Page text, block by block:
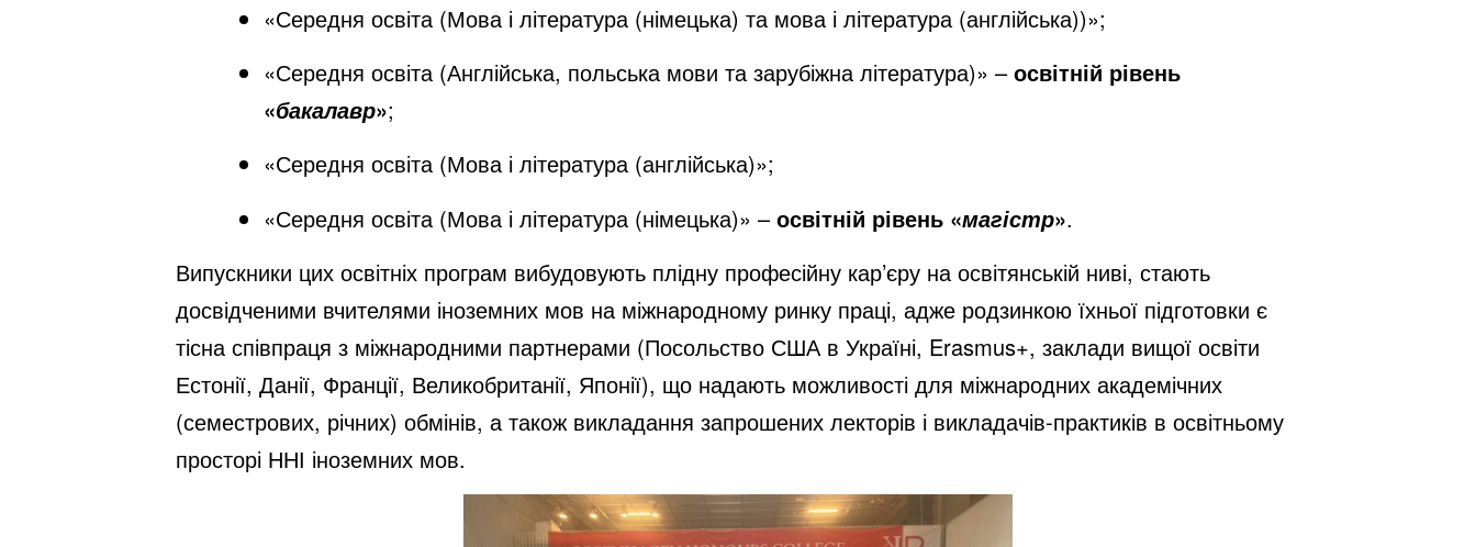
«Середня освіта (Мова і література (німецька) та мова і література (англійська))»;
«Середня освіта (Англійська, польська мови та зарубіжна література)» – освітній рівень
«бакалавр»;
«Середня освіта (Мова і література (англійська)»;
«Середня освіта (Мова і література (німецька)» – освітній рівень «магістр».
Випускники цих освітніх програм вибудовують плідну професійну кар’єру на освітянській ниві, стають
досвідченими вчителями іноземних мов на міжнародному ринку праці, адже родзинкою їхньої підготовки є
тісна співпраця з міжнародними партнерами (Посольство США в Україні, Erasmus+, заклади вищої освіти
Естонії, Данії, Франції, Великобританії, Японії), що надають можливості для міжнародних академічних
(семестрових, річних) обмінів, а також викладання запрошених лекторів і викладачів-практиків в освітньому
просторі ННІ іноземних мов.